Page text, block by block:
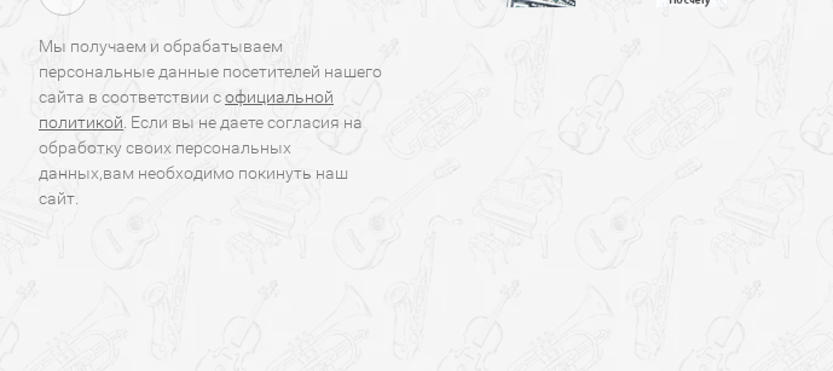
Мы получаем и обрабатываем
персональные данные посетителей нашего
сайта в соответствии софициальной
политикой . Если вы не даете согласия на
обработку своих персональных
данных,вам необходимо покинуть наш
сайт.